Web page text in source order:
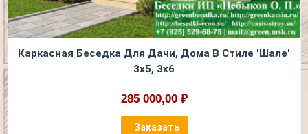
Каркасная Беседка Для Дачи, Дома В Стиле 'Шале'
3х5, 3х6
285 000,00 ₽
Заказать